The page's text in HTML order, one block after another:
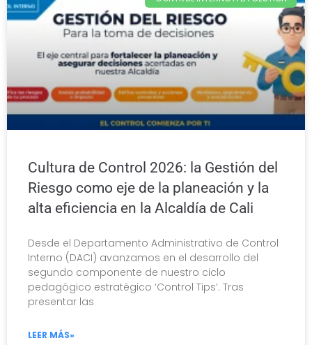
Cultura de Control 2026: la Gestión del
Riesgo como eje de la planeación y la
alta eficiencia en la Alcaldía de Cali
Desde el Departamento Administrativo de Control
Interno (DACI) avanzamos en el desarrollo del
segundo componente de nuestro ciclo
pedagógico estratégico ‘Control Tips’. Tras
presentar las
LEER MÁS»